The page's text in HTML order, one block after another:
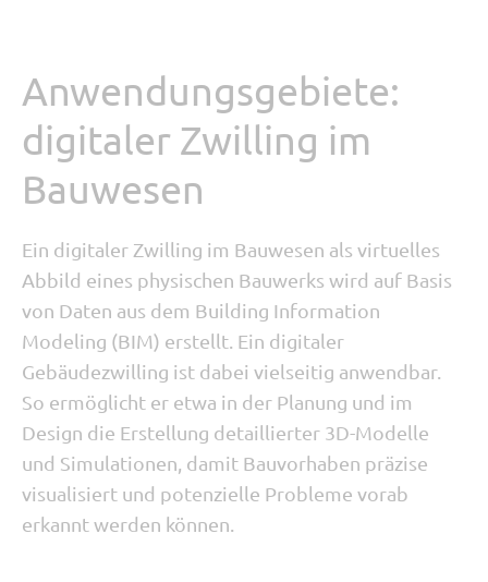
Anwendungsgebiete:
digitaler Zwilling im
Bauwesen
Ein digitaler Zwilling im Bauwesen als virtuelles
Abbild eines physischen Bauwerks wird auf Basis
von Daten aus dem Building Information
Modeling (BIM) erstellt. Ein digitaler
Gebäudezwilling ist dabei vielseitig anwendbar.
So ermöglicht er etwa in der Planung und im
Design die Erstellung detaillierter 3D-Modelle
und Simulationen, damit Bauvorhaben präzise
visualisiert und potenzielle Probleme vorab
erkannt werden können.